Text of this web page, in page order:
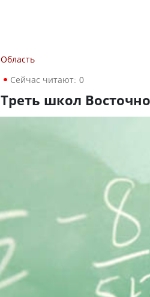
Область
Сейчас читают: 0
Треть школ